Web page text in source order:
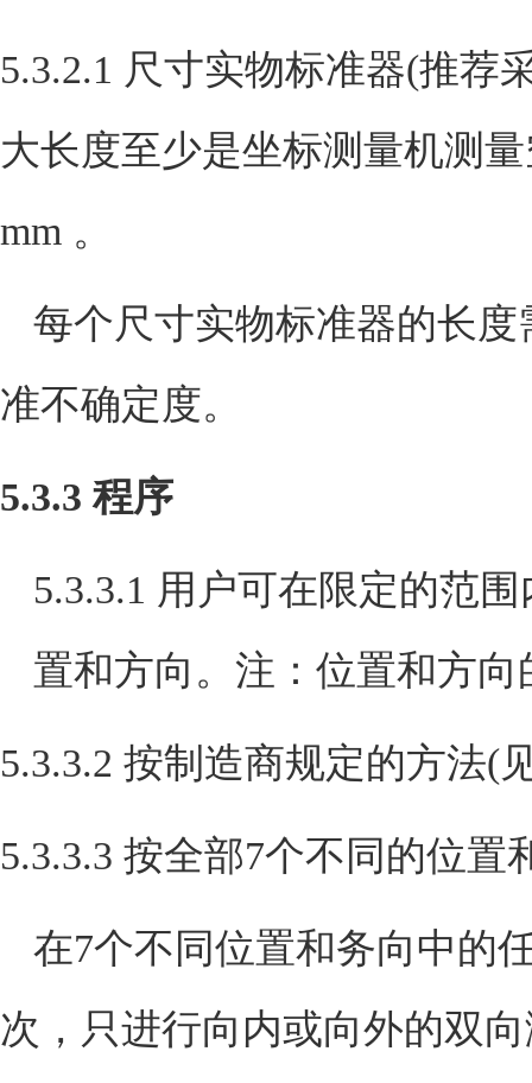
5.3.2.1 尺寸实物标准器(推荐
大长度至少是坐标测量机测
mm 。
每个尺寸实物标准器的长
准不确定度。
5.3.3程序
5.3.3.1 用户可在限定的范
置和方向 。 注：位置和方
5.3.3.2 按制造商规定的方法(
5.3.3.3 按全部7个不同的位置
在7个不同位置和务向中的
次，只进行向内或向外的双